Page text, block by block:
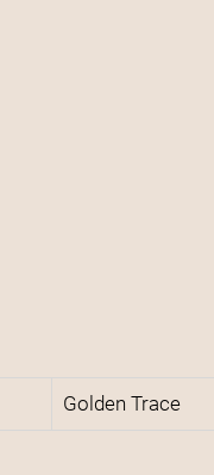
Golden Trace